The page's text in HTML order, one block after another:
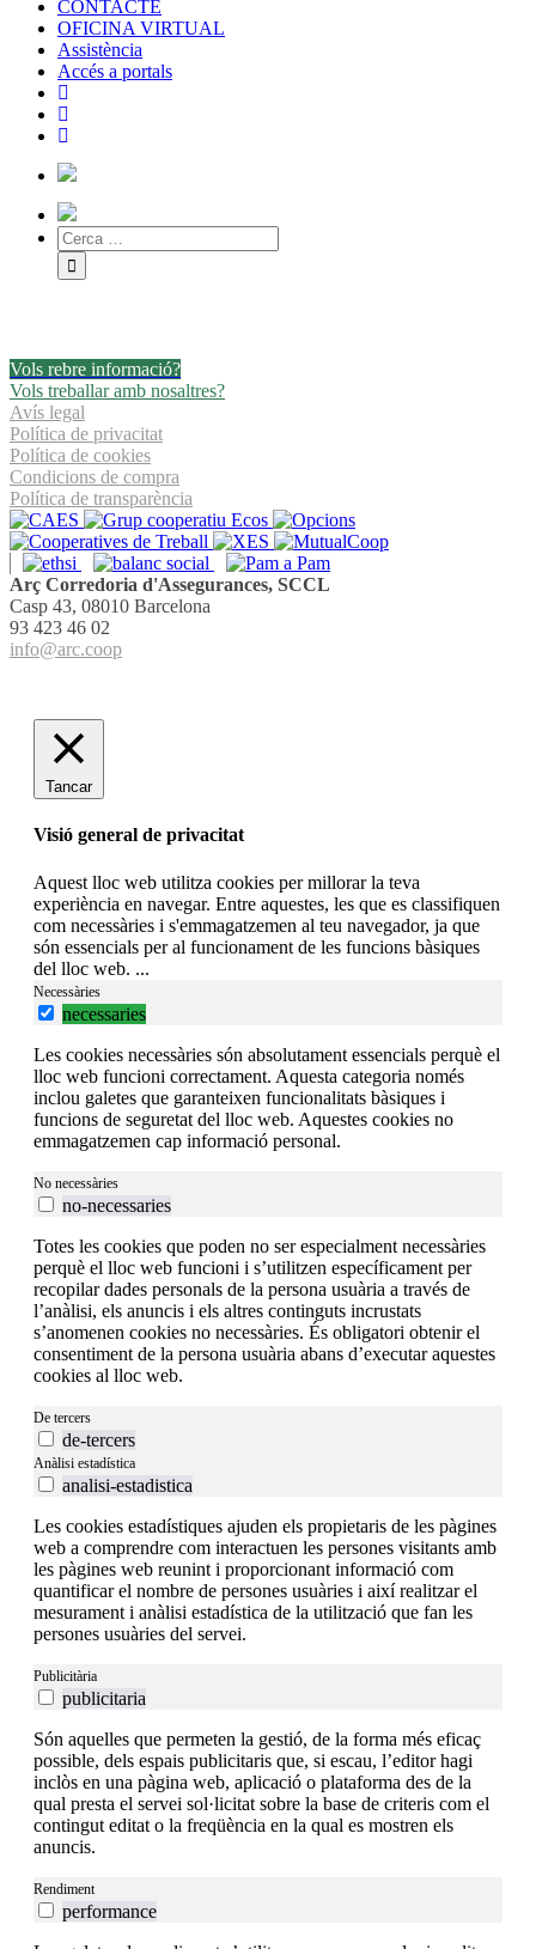
CONTACTE
OFICINA VIRTUAL
Assistència
Accés a portals
Vols rebre informació?
Vols treballar amb nosaltres?
Avís legal
Política de privacitat
Política de cookies
Condicions de compra
Política de transparència
Arç Corredoria d'Assegurances, SCCL
Casp 43, 08010 Barcelona
93 423 46 02
info@arc.coop
Tancar
Visió general de privacitat
Aquest lloc web utilitza cookies per millorar la teva
experiència en navegar. Entre aquestes, les que es classifiquen
com necessàries i s'emmagatzemen al teu navegador, ja que
són essencials per al funcionament de les funcions bàsiques
del lloc web. ...
Necessàries
necessaries
Les cookies necessàries són absolutament essencials perquè el
lloc web funcioni correctament. Aquesta categoria només
inclou galetes que garanteixen funcionalitats bàsiques i
funcions de seguretat del lloc web. Aquestes cookies no
emmagatzemen cap informació personal.
No necessàries
no-necessaries
Totes les cookies que poden no ser especialment necessàries
perquè el lloc web funcioni i s’utilitzen específicament per
recopilar dades personals de la persona usuària a través de
l’anàlisi, els anuncis i els altres continguts incrustats
s’anomenen cookies no necessàries. És obligatori obtenir el
consentiment de la persona usuària abans d’executar aquestes
cookies al lloc web.
De tercers
de-tercers
Anàlisi estadística
analisi-estadistica
Les cookies estadístiques ajuden els propietaris de les pàgines
web a comprendre com interactuen les persones visitants amb
les pàgines web reunint i proporcionant informació com
quantificar el nombre de persones usuàries i així realitzar el
mesurament i anàlisi estadística de la utilització que fan les
persones usuàries del servei.
Publicitària
publicitaria
Són aquelles que permeten la gestió, de la forma més eficaç
possible, dels espais publicitaris que, si escau, l’editor hagi
inclòs en una pàgina web, aplicació o plataforma des de la
qual presta el servei sol·licitat sobre la base de criteris com el
contingut editat o la freqüència en la qual es mostren els
anuncis.
Rendiment
performance